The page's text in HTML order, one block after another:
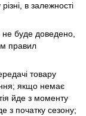
в залежності
не буде доведено,
правил
товару
якщо немає
йде з моменту
з початку сезону;